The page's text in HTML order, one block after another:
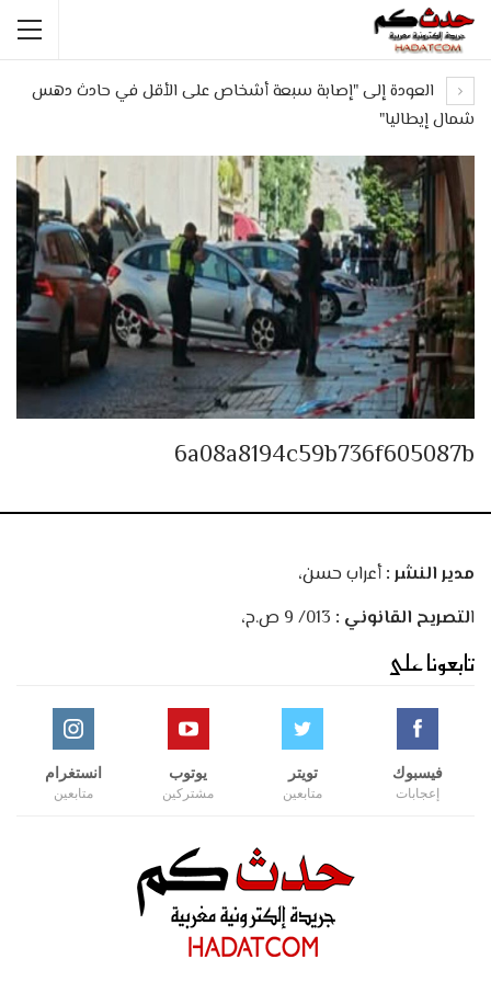
العودة إلى "إصابة سبعة أشخاص على الأقل في حادث دهس
شمال إيطاليا"
6a08a8194c59b736f605087b
مدير النشر :أعراب حسن،
التصريح القانوني :
تابعونا على
فيسبوك
إعجابات
تويتر
متابعين
يوتوب
مشتركين
انستغرام
متابعين